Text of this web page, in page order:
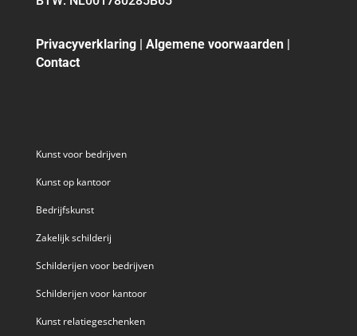
Privacyverklaring| Algemene voorwaarden|
Contact
Kunst voor bedrijven
Kunst op kantoor
Bedrijfskunst
Zakelijk schilderij
Schilderijen voor bedrijven
Schilderijen voor kantoor
Kunst relatiegeschenken